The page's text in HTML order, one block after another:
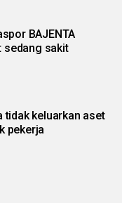
BAJENTA
sedang sakit
tidak keluarkan aset
pekerja